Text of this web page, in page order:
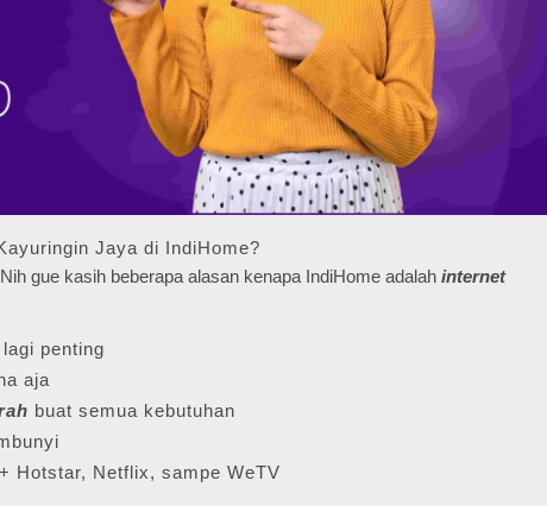
Jaya di IndiHome?
gue kasih beberapa alasan kenapa IndiHome adalah internet
penting
aja
buat semua kebutuhan
Hotstar, Netflix, sampe WeTV